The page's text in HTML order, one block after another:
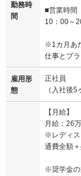
勤務時
間
■営業時間
10：00～
※1カ月あ
仕事とプ
雇用形
態
正社員
（入社後
【月給】
月給：26
※レディス
通費全額
※奨学金の